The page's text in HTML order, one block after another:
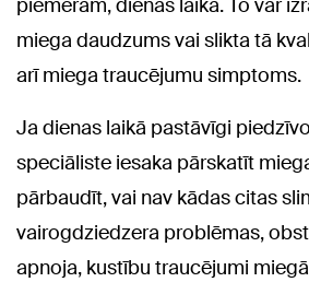
miega daudzums vai slikta tā
arī miega traucējumu simptoms.
Ja dienas laikā pastāvīgi
speciāliste iesaka pārskatīt
pārbaudīt, vai nav kādas citas
vairogdziedzera problēmas,
apnoja, kustību traucējumi